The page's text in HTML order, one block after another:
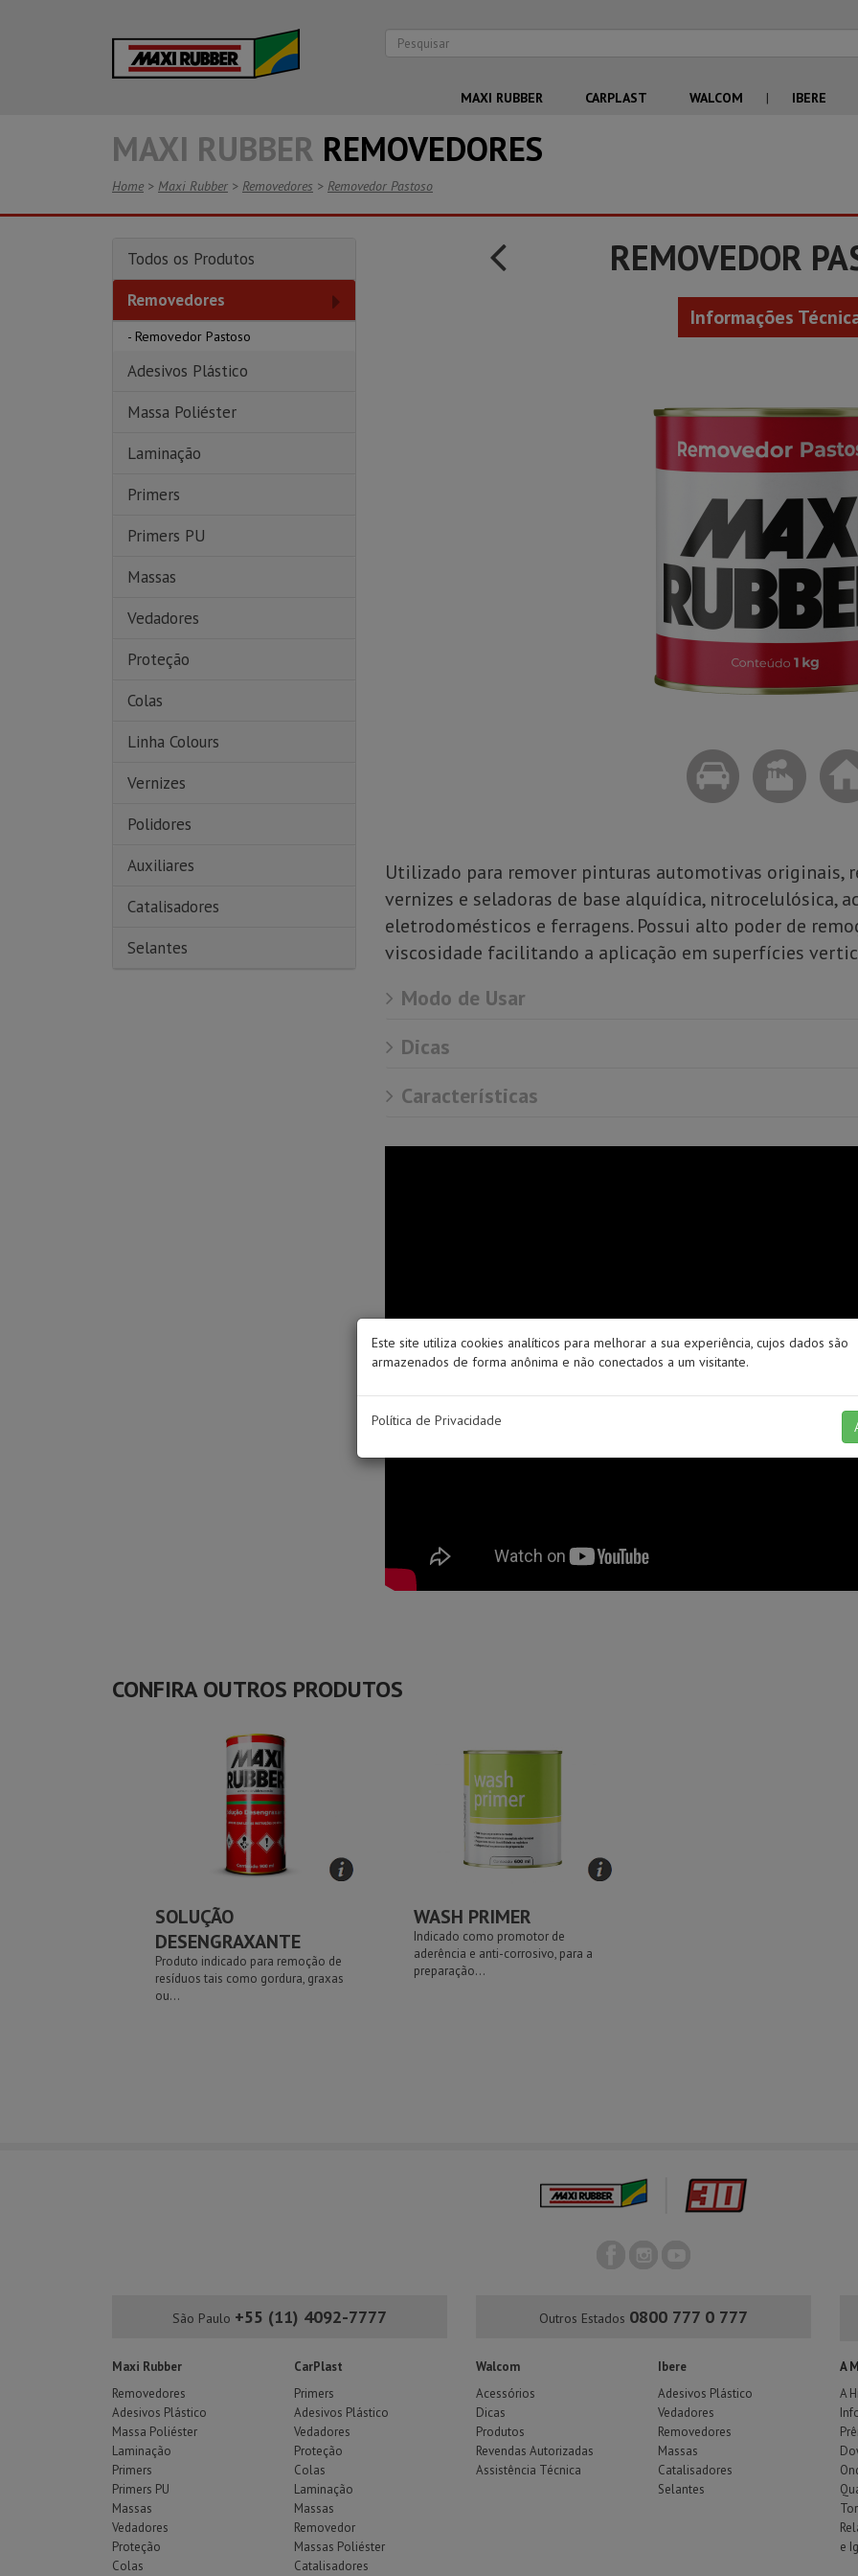
MAXI RUBBER CARPLAST WALCOM | IBERE
MAXI RUBBER REMOVEDORES
Home > Maxi Rubber > Removedores > Removedor Pastoso
Todos os Produtos
Removedores
- Removedor Pastoso
Adesivos Plástico
Massa Poliéster
Laminação
Primers
Primers PU
Massas
Vedadores
Proteção
Colas
Linha Colours
Vernizes
Polidores
Auxiliares
Catalisadores
Selantes
REMOVEDOR
Informações
Utilizado para remover pinturas automotivas originais,
vernizes e seladoras de base alquídica, nitrocelulósica,
eletrodomésticos e ferragens. Possui alto poder de
viscosidade facilitando a aplicação em superfícies
Modo de Usar
Dicas
Características
CONFIRA OUTROS PRODUTOS
SOLUÇÃO
DESENGRAXANTE
Produto indicado para remoção de
resíduos tais como gordura, graxas
ou...
WASH PRIMER
Indicado como promotor de
aderência e anti-corrosivo, para a
preparação...
São Paulo +55 (11) 4092-7777 Outros Estados 0800 777 0 777
Maxi Rubber
Removedores
Adesivos Plástico
Massa Poliéster
Laminação
Primers
Primers PU
Massas
Vedadores
Proteção
Colas
CarPlast
Primers
Adesivos Plástico
Vedadores
Proteção
Colas
Laminação
Massas
Removedor
Massas Poliéster
Catalisadores
Walcom
Acessórios
Dicas
Produtos
Revendas Autorizadas
Assistência Técnica
Ibere
Adesivos Plástico
Vedadores
Removedores
Massas
Catalisadores
Selantes
A
A
e
Este site utiliza cookies analíticos para melhorar a sua experiência, cujos dados são
armazenados de forma anônima e não conectados a um visitante.
Política de Privacidade